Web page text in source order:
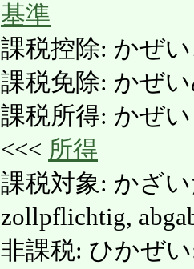
基準
課税控除: かぜい
課税免除: かぜ
課税所得: かぜい
<<< 所得
課税対象: かざ
zollpflichtig,
非課税: ひかぜ